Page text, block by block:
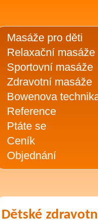
Masáže pro děti
Relaxační masáže
Sportovní masáže
Zdravotní masáže
Bowenova
Reference
Ptáte se
Ceník
Objednání
Dětské